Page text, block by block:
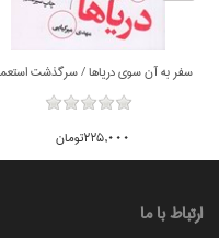
سفر به آن سوي درياها / سرگذشت
225,000تومان
ارتباط با ما